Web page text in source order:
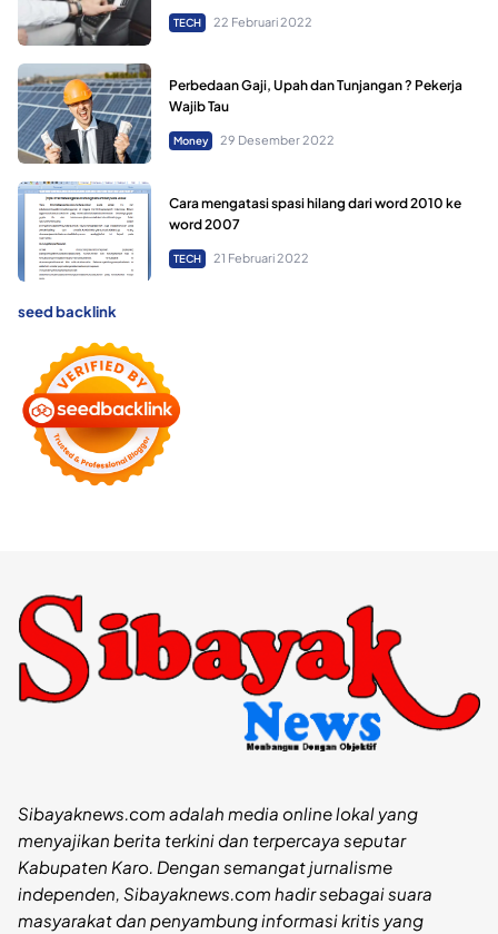
TECH 22 Februari 2022
Perbedaan Gaji, Upah dan Tunjangan ? Pekerja
Wajib Tau
Money 29 Desember 2022
Cara mengatasi spasi hilang dari word 2010 ke
word 2007
TECH 21 Februari 2022
seed backlink
Sibayaknews.com adalah media online lokal yang
menyajikan berita terkini dan terpercaya seputar
Kabupaten Karo. Dengan semangat jurnalisme
independen, Sibayaknews.com hadir sebagai suara
masyarakat dan penyambung informasi kritis yang